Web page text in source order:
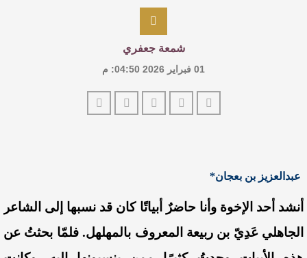
شمعة جعفري
01 فبراير 2026 04:50: م
عبدالعزيز بن بعجان*
أنشد أحد الإخوة وأنا حاضرٌ أبياتًا كان قد نسبها إلى الشاعر
الجاهلي عَدِيّ بن ربيعة المعروف بالمهلهل. فلمّا بحثتُ عن